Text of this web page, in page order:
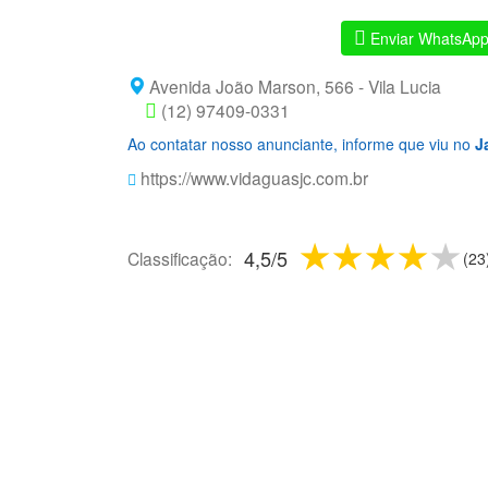
Enviar WhatsApp
Avenida João Marson, 566 - Vila Lucia
(12) 97409-0331
Ao contatar nosso anunciante, informe que viu no
https://www.vidaguasjc.com.br
Classificação: 4,5/5 4
3
2 stars
1 star (23